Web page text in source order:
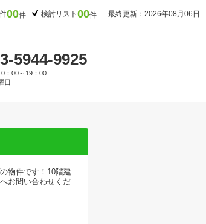
00件 検討リスト 00件 最終更新：2026年08月06日
5944-9925
：00～19：00
日
物件です！10階建
お問い合わせくだ